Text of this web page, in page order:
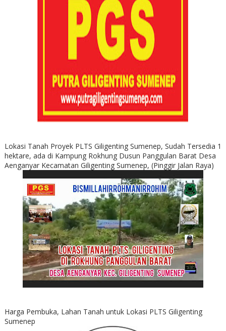
Lokasi Tanah Proyek PLTS Giligenting Sumenep, Sudah Tersedia 1
hektare, ada di Kampung Rokhung Dusun Panggulan Barat Desa
Aenganyar Kecamatan Giligenting Sumenep, (Pinggir Jalan Raya)
Harga Pembuka, Lahan Tanah untuk Lokasi PLTS Giligenting
Sumenep